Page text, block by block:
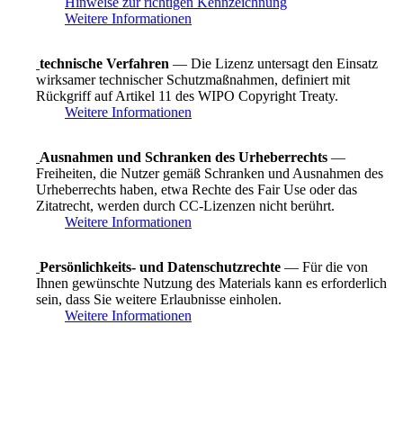
Weitere Informationen
technische Verfahren — Die Lizenz untersagt den Einsatz
wirksamer technischer Schutzmaßnahmen, definiert mit
Rückgriff auf Artikel 11 des WIPO Copyright Treaty.
Weitere Informationen
Ausnahmen und Schranken des Urheberrechts —
Freiheiten, die Nutzer gemäß Schranken und Ausnahmen des
Urheberrechts haben, etwa Rechte des Fair Use oder das
Zitatrecht, werden durch CC-Lizenzen nicht berührt.
Weitere Informationen
Persönlichkeits- und Datenschutzrechte — Für die von
Ihnen gewünschte Nutzung des Materials kann es erforderlich
sein, dass Sie weitere Erlaubnisse einholen.
Weitere Informationen